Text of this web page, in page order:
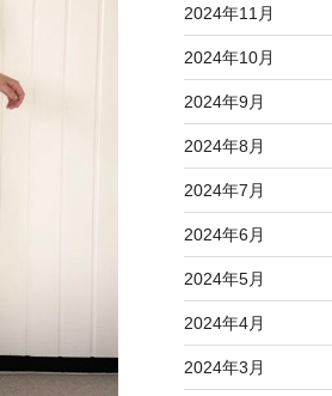
2024年11月
2024年10月
2024年9月
2024年8月
2024年7月
2024年6月
2024年5月
2024年4月
2024年3月